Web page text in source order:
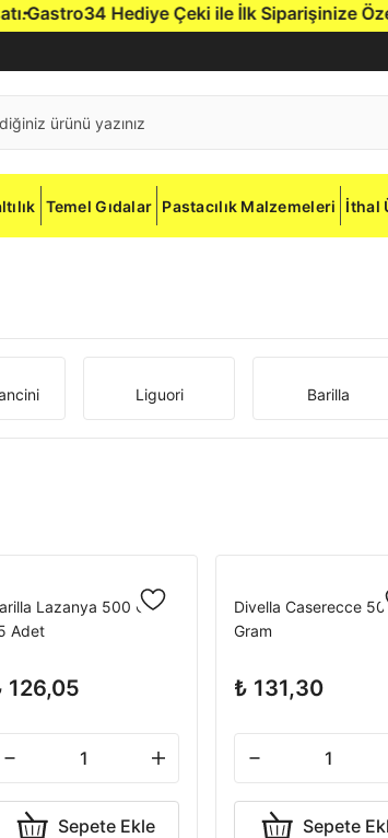
Hediye Çeki ile İlk Siparişinize Özel %5
Temel Gıdalar Pastacılık Malzemeleri İthal
Liguori Barilla
Lazanya 500 Gr x
Adet
126,05
Sepete Ekle
Divella Caserecce
Gram
₺ 131,30
Sepete